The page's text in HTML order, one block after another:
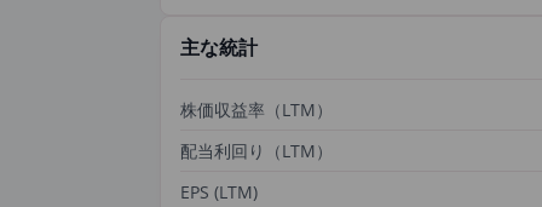
主な統計
株価収益率（LTM）
配当利回り（LTM）
EPS (LTM)